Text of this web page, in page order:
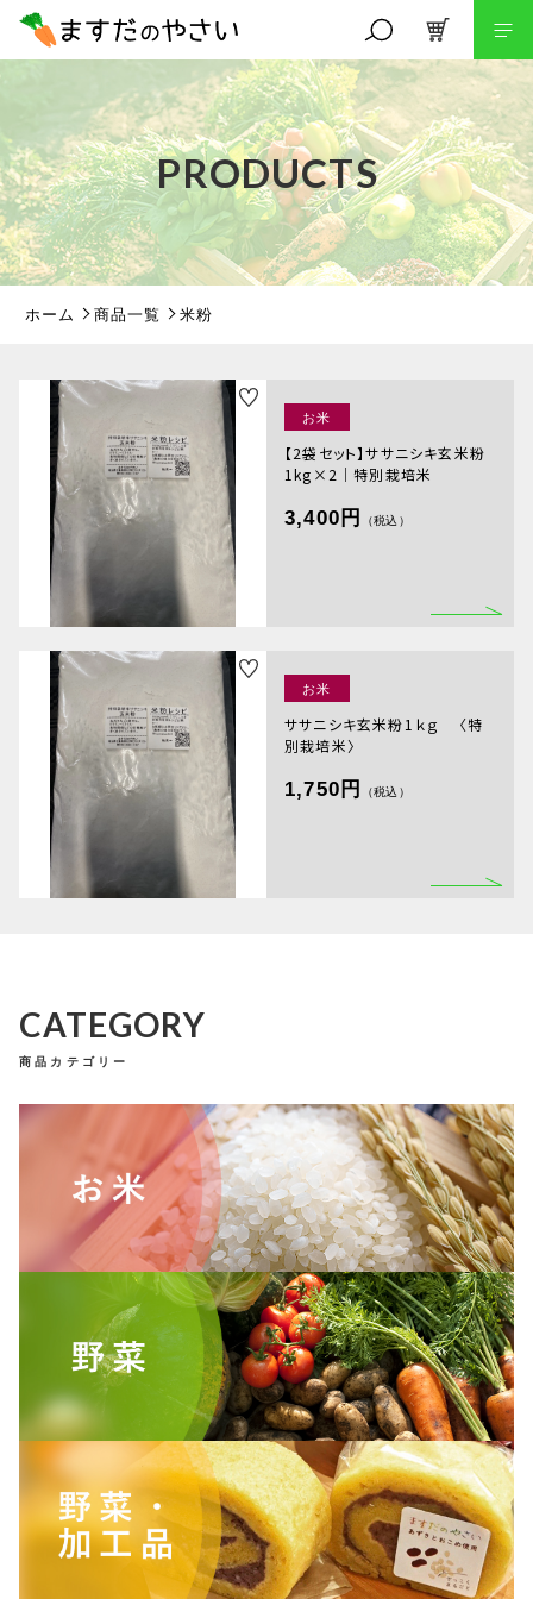
RANKING
商品ランキング
SALE
NEW ITEM
PRODUCTS
TOPICS
お知らせ
BLOG
ブログ
CONTACT
お問い合わせ
プライバシーポリシー 特定商取引法に基づく表記
PRODUCTS
ホーム 商品一覧 米粉
お米
【2袋セット】ササニシキ玄米粉
1kg×2｜特別栽培米
3,400円 （税込）
お米
ササニシキ玄米粉1ｋｇ 〈特
別栽培米〉
1,750円 （税込）
CATEGORY
商品カテゴリー
キーワード検索
こだわり検索
親カテゴリ
子カテゴリ
価格帯
その他
在庫あり
並び順